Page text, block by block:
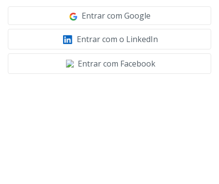
Entrar com Google
Entrar com o LinkedIn
Entrar com Facebook